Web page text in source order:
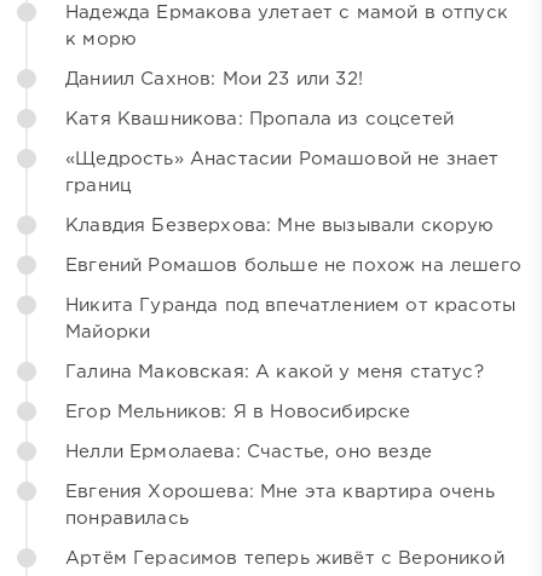
Надежда Ермакова улетает с мамой в отпуск
к морю
Даниил Сахнов: Мои 23 или 32!
Катя Квашникова: Пропала из соцсетей
«Щедрость» Анастасии Ромашовой не знает
границ
Клавдия Безверхова: Мне вызывали скорую
Евгений Ромашов больше не похож на лешего
Никита Гуранда под впечатлением от красоты
Майорки
Галина Маковская: А какой у меня статус?
Егор Мельников: Я в Новосибирске
Нелли Ермолаева: Счастье, оно везде
Евгения Хорошева: Мне эта квартира очень
понравилась
Артём Герасимов теперь живёт с Вероникой